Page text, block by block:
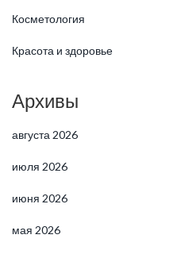
Косметология
Красота и здоровье
Архивы
августа 2026
июля 2026
июня 2026
мая 2026